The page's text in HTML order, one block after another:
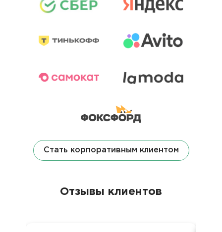
Стать корпоративным клиентом
Отзывы клиентов